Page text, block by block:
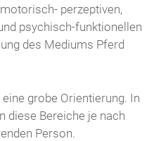
perzeptiven,
psychisch-funktionellen
des Mediums Pferd
grobe Orientierung. In
diese Bereiche je nach
Person.